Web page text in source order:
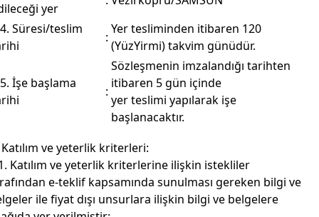
yer
Süresi/teslim
:
Yer tesliminden itibaren 120
(YüzYirmi) takvim günüdür.
İşe başlama
:
Sözleşmenin imzalandığı tarihten
itibaren 5 gün içinde
yer teslimi yapılarak işe
başlanacaktır.
ve yeterlik kriterleri:
Katılım ve yeterlik kriterlerine ilişkin istekliler
e-teklif kapsamında sunulması gereken bilgi ve
ile fiyat dışı unsurlara ilişkin bilgi ve belgelere